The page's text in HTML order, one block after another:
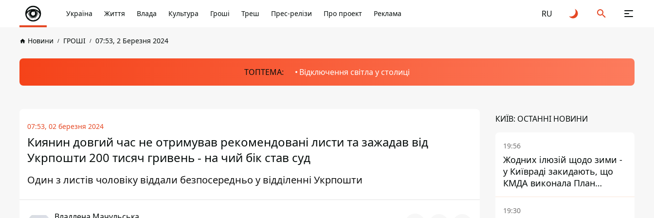
Україна Життя Влада Культура Гроші Треш Прес-релізи Про проект Реклама RU
Новини ГРОШІ 07:53, 2 Березня 2024
ТОПТЕМА: Відключення світла у столиці
07:53, 02 березня 2024
Киянин довгий час не отримував рекомендовані листи та зажадав від
Укрпошти 200 тисяч гривень - на чий бік став суд
Один з листів чоловіку віддали безпосередньо у відділенні Укрпошти
КИЇВ: ОСТАННІ НОВИНИ
19:56
Жодних ілюзій щодо зими -
у Київраді закидають, що
КМДА виконала План
стійкості на 20%
19:30